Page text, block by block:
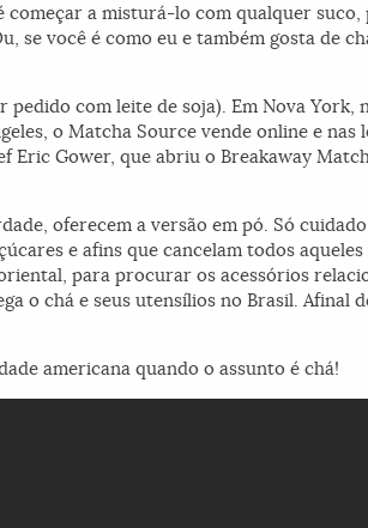
começar a misturá-lo com qualquer
se você é como eu e também gosta de
com leite de soja). Em Nova York,
o Matcha Source vende online e nas
Eric Gower, que abriu o Breakaway
oferecem a versão em pó. Só
e afins que cancelam todos
para procurar os acessórios
o chá e seus utensílios no Brasil. Afinal
americana quando o assunto é chá!